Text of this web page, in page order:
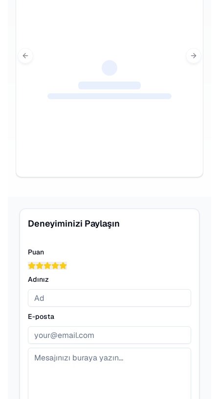
Previous slide Next
Deneyiminizi Paylaşın
Puan
Adınız
E-posta